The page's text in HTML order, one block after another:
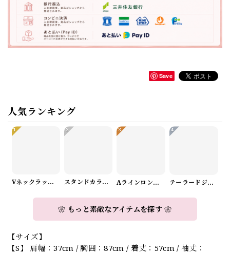
Save
人気ランキング
1
Vネックラップデザインニット（3color） A1008
2
スタンドカラーロングスリーブリボンブラウス（3color） A1126
3
Aラインロングワンピース（2color） A0908
4
テーラードジャケット＆ワイドパンツスーツwithスカーフ A0987
❀ もっと素敵なアイテムを探す ❀
【サイズ】
【S】 肩幅：37cm / 胸囲：87cm / 着丈：57cm / 袖丈：